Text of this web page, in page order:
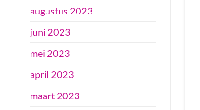
augustus 2023
juni 2023
mei 2023
april 2023
maart 2023